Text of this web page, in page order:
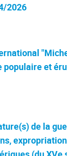
2026
populaire et
de la